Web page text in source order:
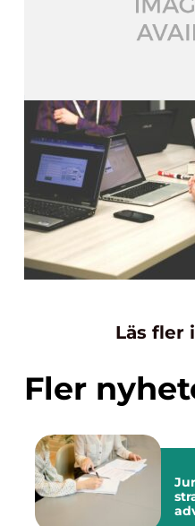
Läs fler
Fler